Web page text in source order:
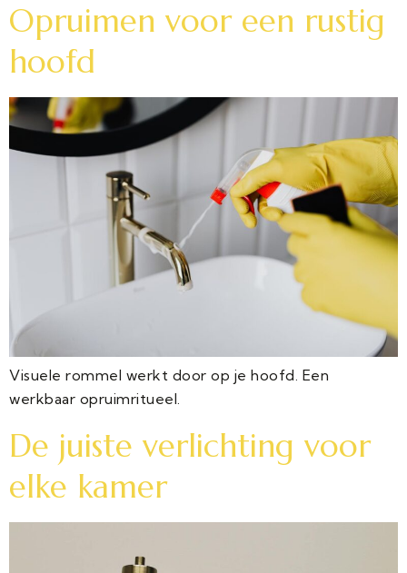
Opruimen voor een rustig
hoofd
Visuele rommel werkt door op je hoofd. Een
werkbaar opruimritueel.
De juiste verlichting voor
elke kamer